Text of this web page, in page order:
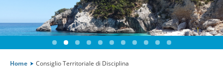
Home
Home Consiglio Territoriale di Disciplina